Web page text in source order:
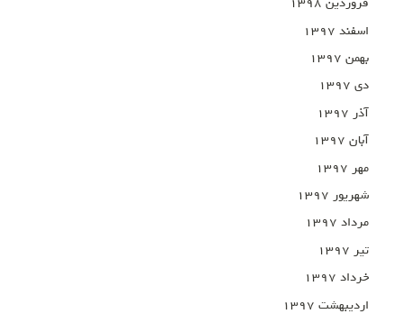
فروردین ۱۳۹۸
اسفند ۱۳۹۷
بهمن ۱۳۹۷
دی ۱۳۹۷
آذر ۱۳۹۷
آبان ۱۳۹۷
مهر ۱۳۹۷
شهریور ۱۳۹۷
مرداد ۱۳۹۷
تیر ۱۳۹۷
خرداد ۱۳۹۷
اردیبهشت ۱۳۹۷